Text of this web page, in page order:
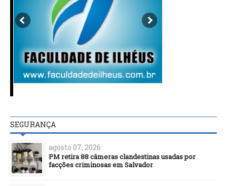
SEGURANÇA
agosto 07, 2026
PM retira 88 câmeras clandestinas usadas por
facções criminosas em Salvador